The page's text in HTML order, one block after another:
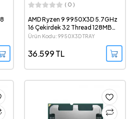
( 0 )
AMD Ryzen 9 9950X3D 5.7GHz
16 Çekirdek 32 Thread 128MB
Cache 4nm Soket AM5 Tray
Ürün Kodu: 9950X3D TRAY
36.599 TL